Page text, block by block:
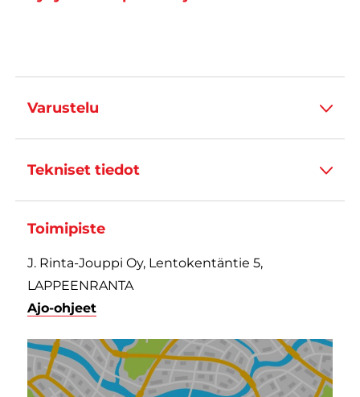
Varustelu
Tekniset tiedot
Toimipiste
J. Rinta-Jouppi Oy, Lentokentäntie 5,
LAPPEENRANTA
Ajo-ohjeet